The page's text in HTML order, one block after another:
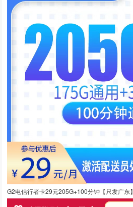
G2电信行者卡29元205G+100分钟【只发广东】